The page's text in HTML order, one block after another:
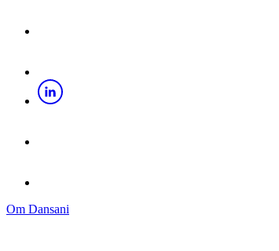
Om Dansani